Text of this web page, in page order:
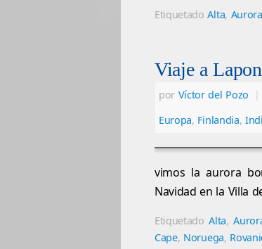
EtiquetadoAlta,
Viaje a
por Víctor del Pozo
Europa, Finlandia,
vimos la aurora
Navidad en la Villa
EtiquetadoAlta,
Cape, Noruega,